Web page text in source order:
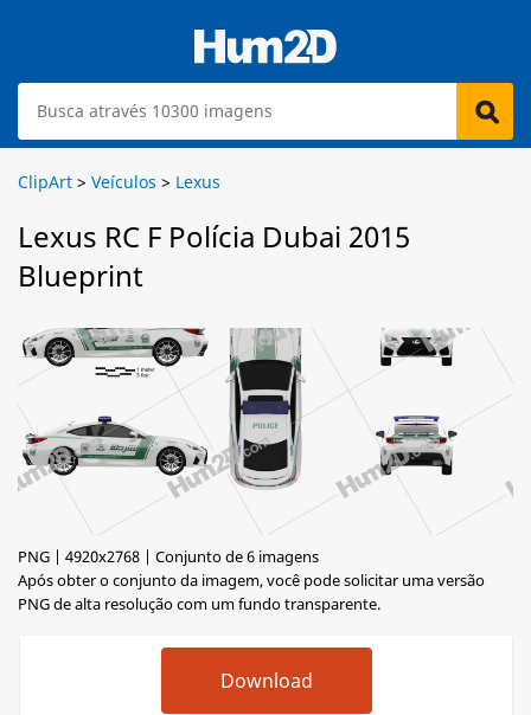
ClipArt > Veículos > Lexus
Lexus RC F Polícia Dubai 2015
Blueprint
PNG | 4920x2768 | Conjunto de 6 imagens
Após obter o conjunto da imagem, você pode solicitar uma versão
PNG de alta resolução com um fundo transparente.